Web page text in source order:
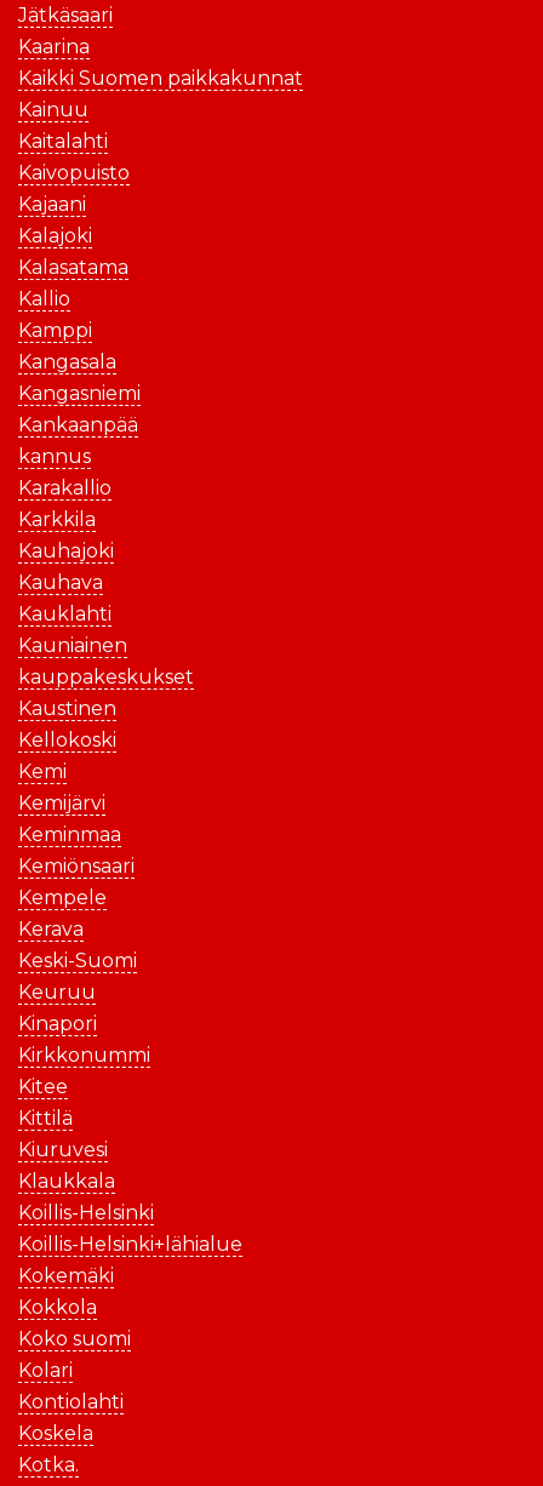
Jätkäsaari
Kaarina
Kaikki Suomen paikkakunnat
Kainuu
Kaitalahti
Kaivopuisto
Kajaani
Kalajoki
Kalasatama
Kallio
Kamppi
Kangasala
Kangasniemi
Kankaanpää
kannus
Karakallio
Karkkila
Kauhajoki
Kauhava
Kauklahti
Kauniainen
kauppakeskukset
Kaustinen
Kellokoski
Kemi
Kemijärvi
Keminmaa
Kemiönsaari
Kempele
Kerava
Keski-Suomi
Keuruu
Kinapori
Kirkkonummi
Kitee
Kittilä
Kiuruvesi
Klaukkala
Koillis-Helsinki
Koillis-Helsinki+lähialue
Kokemäki
Kokkola
Koko suomi
Kolari
Kontiolahti
Koskela
Kotka.